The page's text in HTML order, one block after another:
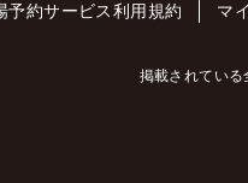
予約サービス利用規約
マ
掲載されてい